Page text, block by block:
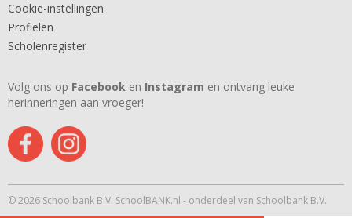
Cookie-instellingen
Profielen
Scholenregister
Volg ons op Facebook en Instagram en ontvang leuke
herinneringen aan vroeger!
© 2026 Schoolbank B.V. SchoolBANK.nl - onderdeel van Schoolbank B.V.